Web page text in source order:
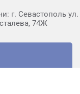
г. Севастополь ул.
74Ж